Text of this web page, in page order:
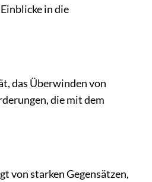
in die
das Überwinden von
die mit dem
von starken Gegensätzen,